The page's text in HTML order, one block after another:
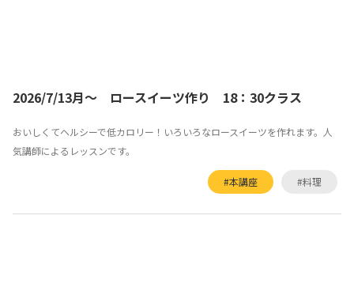
2026/7/13月～ ロースイーツ作り 18：30クラス
おいしくてヘルシーで低カロリー！いろいろなロースイーツを作れます。人
気講師によるレッスンです。
#本講座 #料理